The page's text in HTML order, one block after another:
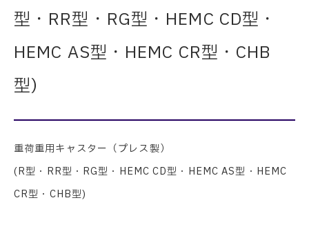
型・RR型・RG型・HEMC CD型・
HEMC AS型・HEMC CR型・CHB
型)
重荷重用キャスター（プレス製）
(R型 ・ RR型 ・ RG型 ・ HEMC CD型 ・ HEMC AS型 ・ HEMC
CR型 ・ CHB型)